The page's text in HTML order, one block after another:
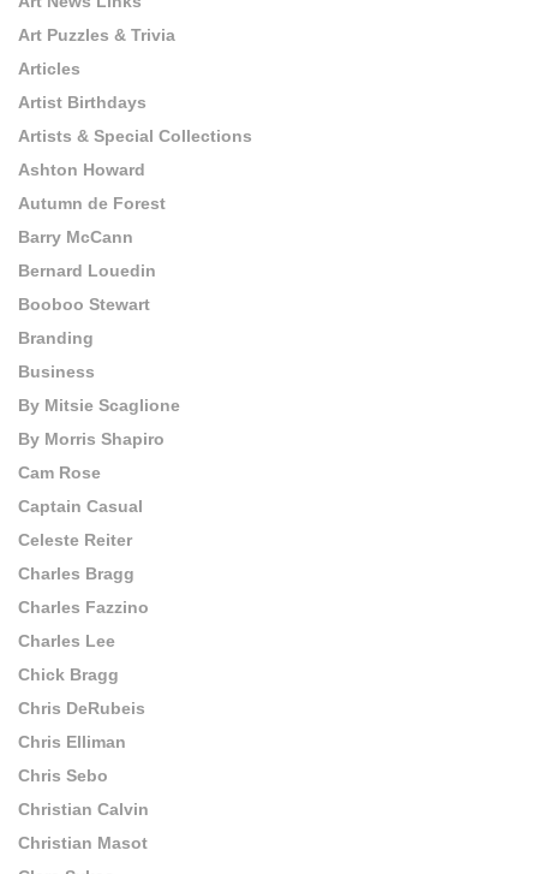
Art Puzzles & Trivia
Articles
Artist Birthdays
Artists & Special Collections
Ashton Howard
Autumn de Forest
Barry McCann
Bernard Louedin
Booboo Stewart
Branding
Business
By Mitsie Scaglione
By Morris Shapiro
Cam Rose
Captain Casual
Celeste Reiter
Charles Bragg
Charles Fazzino
Charles Lee
Chick Bragg
Chris DeRubeis
Chris Elliman
Chris Sebo
Christian Calvin
Christian Masot